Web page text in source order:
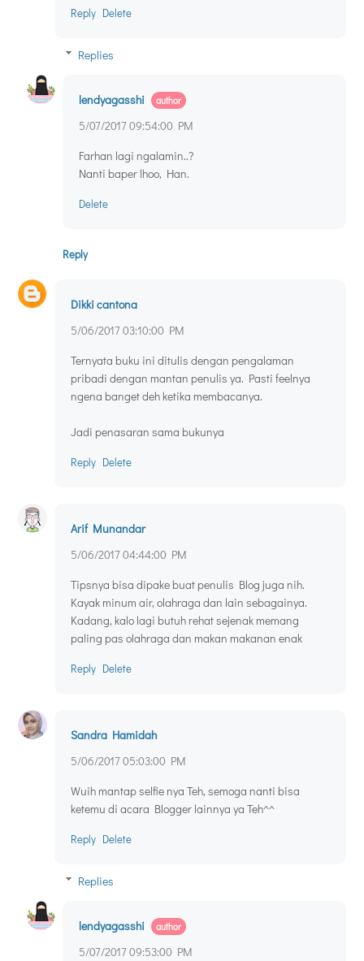
Reply Delete
Replies
lendyagasshi
5/07/2017 09:54:00 PM
Farhan lagi ngalamin..?
Nanti baper lhoo, Han.
Delete
Reply
Dikki cantona
5/06/2017 03:10:00 PM
Ternyata buku ini ditulis dengan pengalaman
pribadi dengan mantan penulis ya. Pasti feelnya
ngena banget deh ketika membacanya.
Jadi penasaran sama bukunya
Reply Delete
Arif Munandar
5/06/2017 04:44:00 PM
Tipsnya bisa dipake buat penulis Blog juga nih.
Kayak minum air, olahraga dan lain sebagainya.
Kadang, kalo lagi butuh rehat sejenak memang
paling pas olahraga dan makan makanan enak
Reply Delete
Sandra Hamidah
5/06/2017 05:03:00 PM
Wuih mantap selfie nya Teh, semoga nanti bisa
ketemu di acara Blogger lainnya ya Teh^^
Reply Delete
Replies
lendyagasshi
5/07/2017 09:53:00 PM